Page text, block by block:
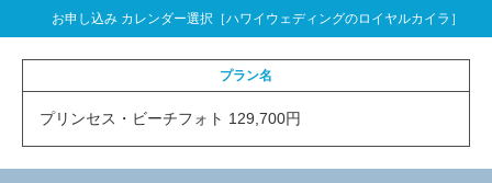
お申し込み カレンダー選択［ハワイウェディングのロイヤルカイラ］
プラン名
プリンセス・ビーチフォト 129,700円